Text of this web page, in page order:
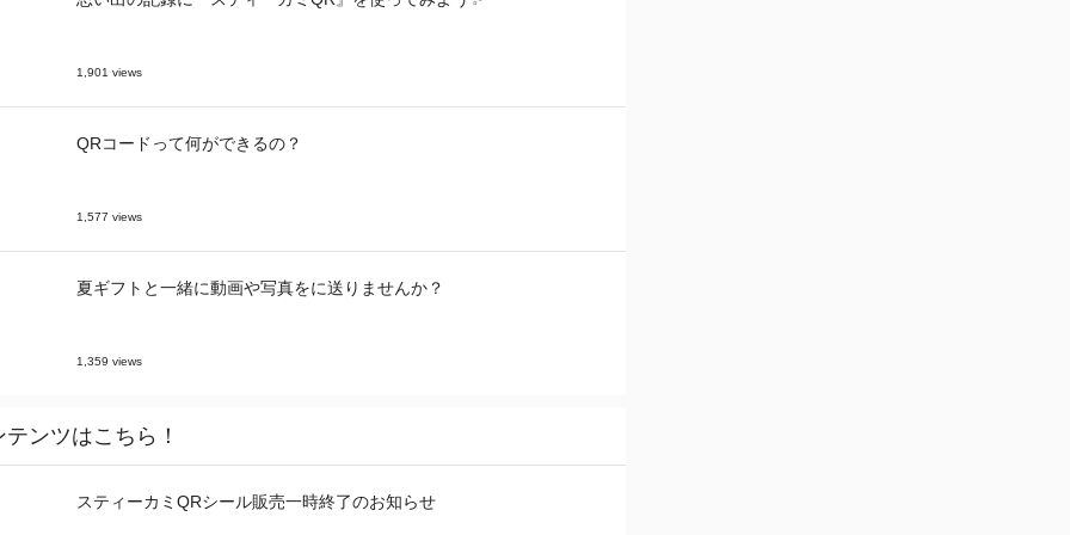
1,901 views
QRコードって何ができるの？
1,577 views
夏ギフトと一緒に動画や写真をに送りませんか？
1,359 views
ンツはこちら！
スティーカミQRシール販売一時終了のお知らせ